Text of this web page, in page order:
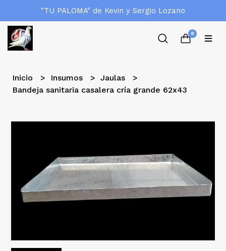
"TU PALOMA" de Kevin y Sergio Lozano
0
Inicio Insumos
Jaulas
Bandeja sanitaria casalera cría grande 62x43